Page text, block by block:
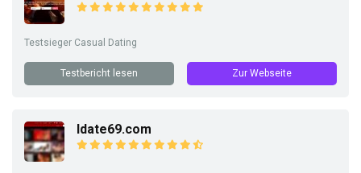
Testsieger Casual Dating
Testbericht lesen Zur Webseite
Idate69.com